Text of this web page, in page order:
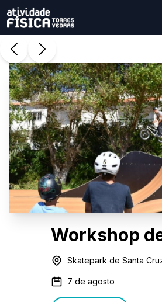
Workshop
Skatepark de Santa
7 de agosto